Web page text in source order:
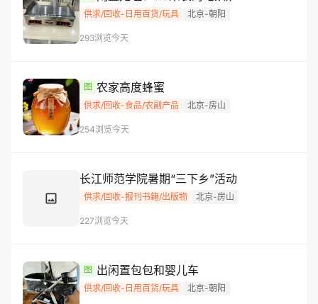
供求/回收-日用百货/玩具 北京-朝阳
293浏览今天
图 农家高度蜂蜜
供求/回收-食品/农副产品 北京-房山
254浏览今天
image
长江师范学院暑期“三下乡”活动
供求/回收-报刊书籍/出版物 北京-房山
227浏览今天
图 出闲置包包和婴儿车
供求/回收-日用百货/玩具 北京-朝阳